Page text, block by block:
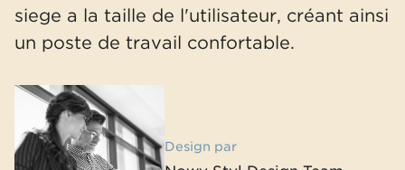
siege a la taille de l'utilisateur, créant ainsi
un poste de travail confortable.
Design par